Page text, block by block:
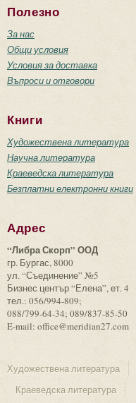
Полезно
За нас
Общи условия
Условия за доставка
Въпроси и отговори
Книги
Художествена литература
Научна литература
Краеведска литература
Безплатни електронни книги
Адрес
“Либра Скорп” ООД
гр. Бургас, 8000
ул. “Съединение” №5
Бизнес център “Елена”, ет. 4
тел.: 056/994-809;
088/799-64-34; 089/837-85-50
E-mail: office@meridian27.com
Художествена литература
Краеведска литература